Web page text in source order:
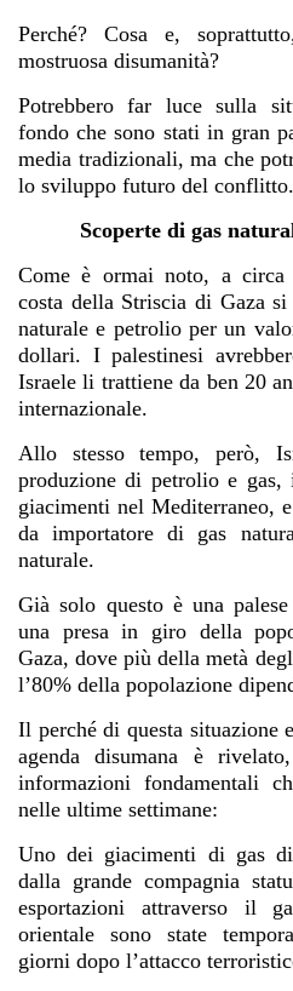
Perché? Cosa e,
mostruosa disumanità?
Potrebbero far luce sulla
fondo che sono stati in gran
media tradizionali, ma che
lo sviluppo futuro del conflitto.
Scoperte di gas
Come è ormai noto, a
costa della Striscia di Gaza
naturale e petrolio per un
dollari. I palestinesi
Israele li trattiene da ben 20
internazionale.
Allo stesso tempo, però,
produzione di petrolio e
giacimenti nel Mediterraneo,
da importatore di gas
naturale.
Già solo questo è una
una presa in giro della
Gaza, dove più della metà
l’80% della popolazione
Il perché di questa situazione
agenda disumana è
informazioni fondamentali
nelle ultime settimane:
Uno dei giacimenti di gas
dalla grande compagnia
esportazioni attraverso il
orientale sono state
giorni dopo l’attacco